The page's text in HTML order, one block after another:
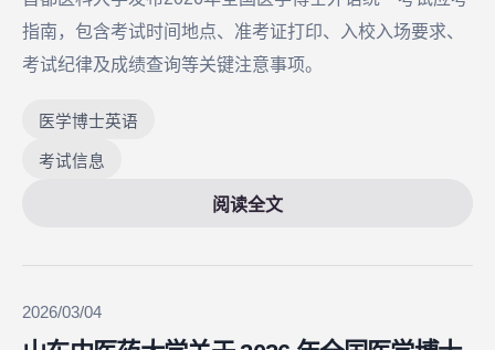
指南，包含考试时间地点、准考证打印、入校入场要求、
考试纪律及成绩查询等关键注意事项。
医学博士英语
考试信息
阅读全文
2026/03/04